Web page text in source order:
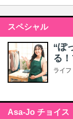
スペシャル
“ぽ
る
ライフ
Asa-Jo チョイス